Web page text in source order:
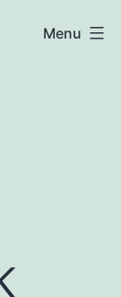
Menu